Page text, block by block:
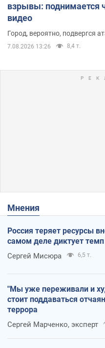
взрывы:
видео
Город, вероятно, подвергся
7.08.2026 13:26 8,4 т.
Мнения
Россия теряет ресурсы
самом деле диктует
Сергей Мисюра 6,5 т.
"Мы уже переживали и
стоит поддаваться
террора
Сергей Марченко, эксперт